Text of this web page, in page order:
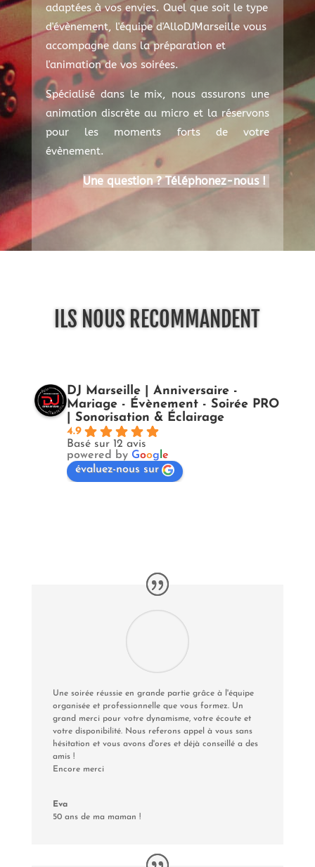
adaptées à vos envies. Quel que soit le type
d'évènement, l'équipe d'AlloDJMarseille vous
accompagne dans la préparation et
l'animation de vos soirées.
Spécialisé dans le mix, nous assurons une
animation discrète au micro et la réservons
pour les moments forts de votre
évènement.
Une question ? Téléphonez-nous !
ILS NOUS RECOMMANDENT
DJ Marseille | Anniversaire -
Mariage - Évènement - Soirée PRO
| Sonorisation & Éclairage
4.9
Basé sur 12 avis
powered by Goog e
évaluez-nous sur
Une soirée réussie en grande partie grâce à l'équipe
organisée et professionnelle que vous formez. Un
grand merci pour votre dynamisme, votre écoute et
votre disponibilité. Nous referons appel à vous sans
hésitation et vous avons d'ores et déjà conseillé a des
amis !
Encore merci
Eva
50 ans de ma maman !